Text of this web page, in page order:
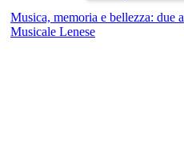
Musica, memoria e bellezza: due
Musicale Lenese